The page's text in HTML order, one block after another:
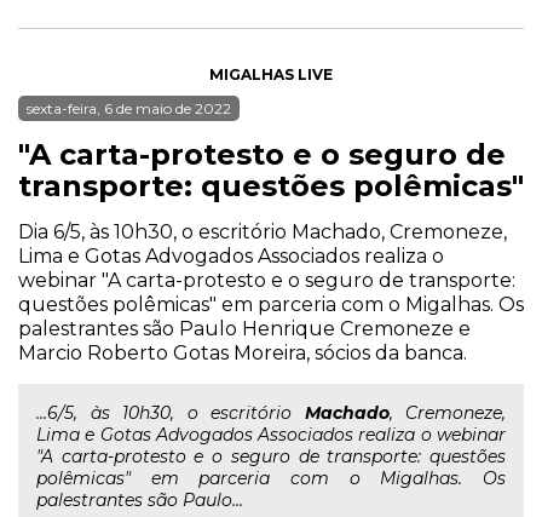
MIGALHAS LIVE
sexta-feira, 6 de maio de 2022
"A carta-protesto e o seguro de
transporte: questões polêmicas"
Dia 6/5, às 10h30, o escritório Machado, Cremoneze,
Lima e Gotas Advogados Associados realiza o
webinar "A carta-protesto e o seguro de transporte:
questões polêmicas" em parceria com o Migalhas. Os
palestrantes são Paulo Henrique Cremoneze e
Marcio Roberto Gotas Moreira, sócios da banca.
...6/5, às 10h30, o escritório Machado, Cremoneze,
Lima e Gotas Advogados Associados realiza o webinar
"A carta-protesto e o seguro de transporte: questões
polêmicas" em parceria com o Migalhas. Os
palestrantes são Paulo...